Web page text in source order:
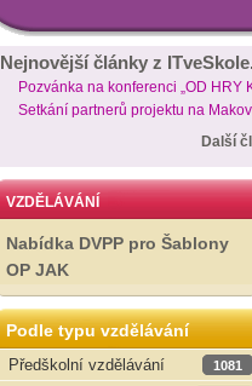
Nejnovější články z
Pozvánka na konferenci „OD HRY
Setkání partnerů projektu na
Další
VZDĚLÁVÁNÍ
Nabídka DVPP pro Šablony
OP JAK
Podle typu vzdělávání
Předškolní vzdělávání
1081